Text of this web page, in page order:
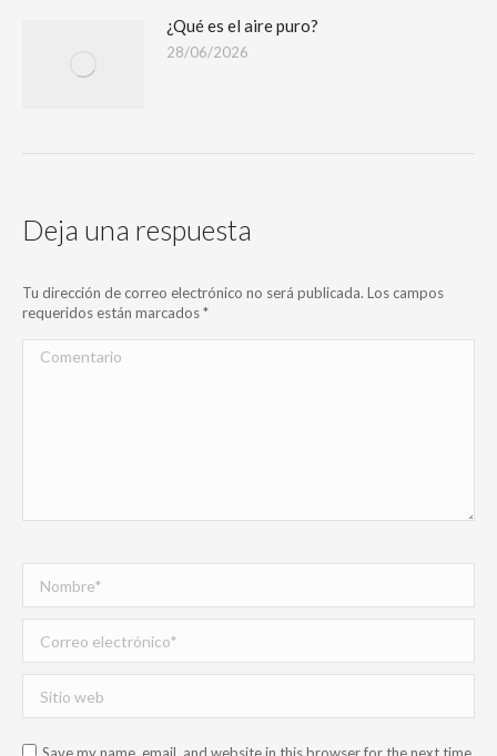
¿Qué es el aire puro?
28/06/2026
Deja una respuesta
Tu dirección de correo electrónico no será publicada. Los campos
requeridos están marcados*
Comentario